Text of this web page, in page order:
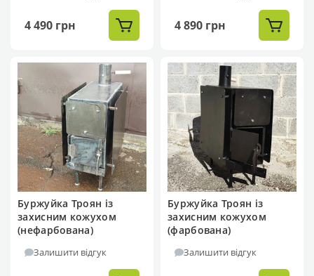
4 490 грн 4 890 грн
Буржуйка Троян із
захисним кожухом
(нефарбована)
Залишити відгук
Буржуйка Троян із
захисним кожухом
(фарбована)
Залишити відгук